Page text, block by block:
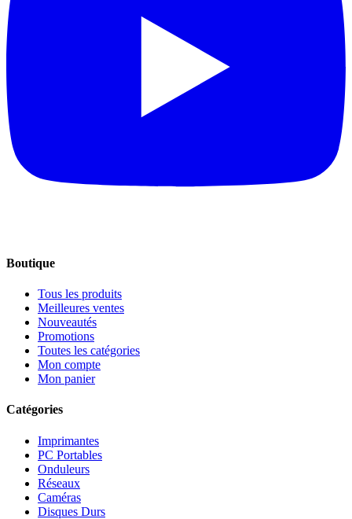
Boutique
Tous les produits
Meilleures ventes
Nouveautés
Promotions
Toutes les catégories
Mon compte
Mon panier
Catégories
Imprimantes
PC Portables
Onduleurs
Réseaux
Caméras
Disques Durs